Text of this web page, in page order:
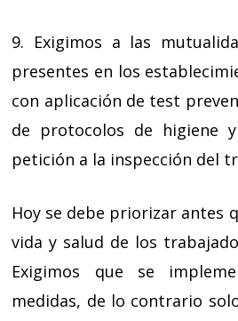
9. Exigimos a las
presentes en los
con aplicación de test
de protocolos de higiene
petición a la inspección del
Hoy se debe priorizar antes
vida y salud de los
Exigimos que se
medidas, de lo contrario